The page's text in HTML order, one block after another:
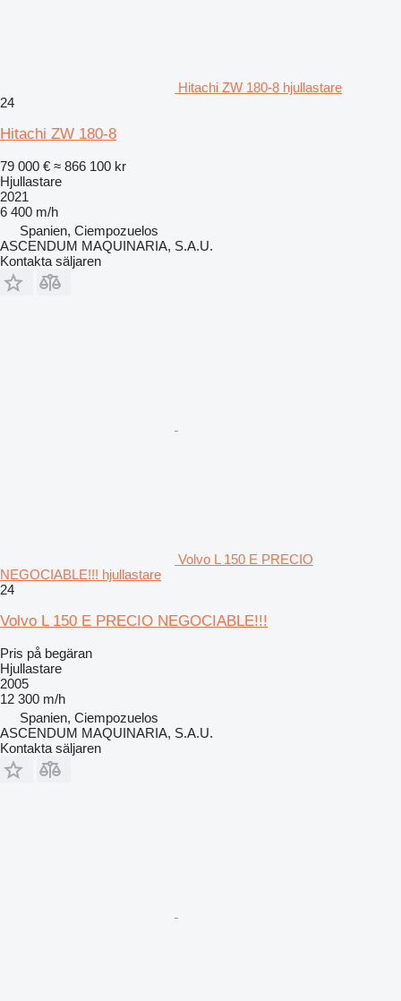
Hitachi ZW 180-8 hjullastare
24
Hitachi ZW 180-8
79 000 € ≈ 866 100 kr
Hjullastare
2021
6 400 m/h
Spanien, Ciempozuelos
ASCENDUM MAQUINARIA, S.A.U.
Kontakta säljaren
Volvo L 150 E PRECIO
NEGOCIABLE!!! hjullastare
24
Volvo L 150 E PRECIO NEGOCIABLE!!!
Pris på begäran
Hjullastare
2005
12 300 m/h
Spanien, Ciempozuelos
ASCENDUM MAQUINARIA, S.A.U.
Kontakta säljaren